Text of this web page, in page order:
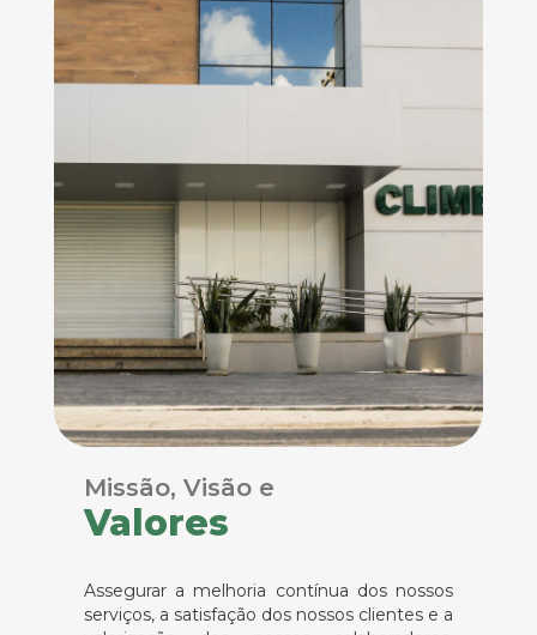
Missão, Visão e
Valores
Assegurar a melhoria contínua dos nossos
serviços, a satisfação dos nossos clientes e a